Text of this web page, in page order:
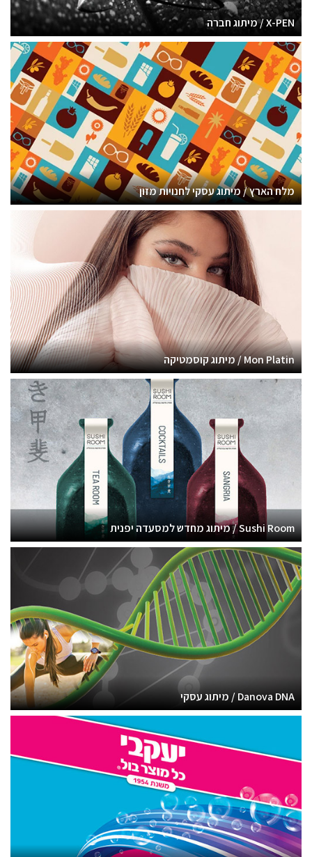
X-PEN / מיתוג חברה
מלח הארץ / מיתוג עסקי לחנויות מזון
Mon Platin / מיתוג קוסמטיקה
Sushi Room / מיתוג מחדש למסעדה יפנית
Danova DNA / מיתוג עסקי